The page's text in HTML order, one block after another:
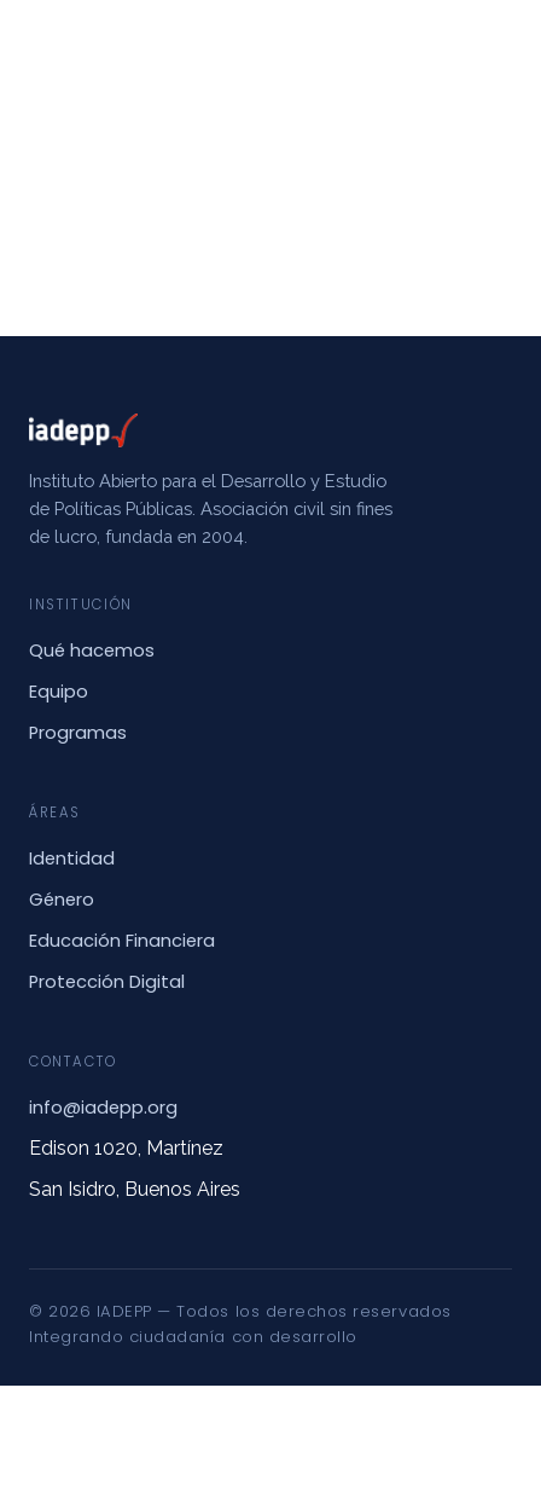
Instituto Abierto para el Desarrollo y Estudio
de Políticas Públicas. Asociación civil sin fines
de lucro, fundada en 2004.
INSTITUCIÓN
Qué hacemos
Equipo
Programas
ÁREAS
Identidad
Género
Educación Financiera
Protección Digital
CONTACTO
info@iadepp.org
Edison 1020, Martínez
San Isidro, Buenos Aires
© 2026 IADEPP — Todos los derechos reservados
Integrando ciudadanía con desarrollo